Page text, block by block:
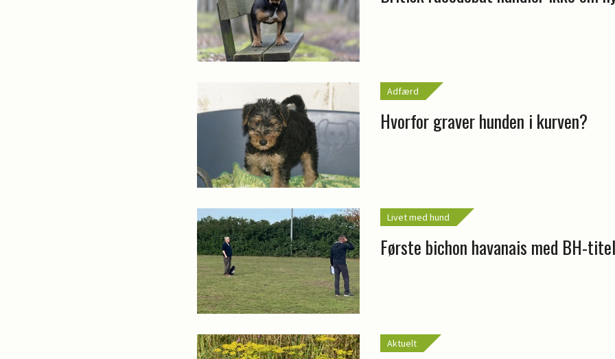
Adfærd
Hvorfor graver hunden i kurven?
Livet med hund
Første bichon havanais med BH-titel
Aktuelt